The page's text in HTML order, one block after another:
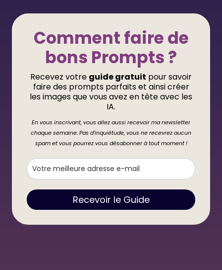
Comment faire de
bons Prompts ?
Recevez votre guide gratuit pour savoir
faire des prompts parfaits et ainsi créer
les images que vous avez en tête avec les
IA.
En vous inscrivant, vous allez aussi recevoir ma newsletter
chaque semaine. Pas d’inquiétude, vous ne recevrez aucun
spam et vous pourrez vous désabonner à tout moment !
Recevoir le Guide